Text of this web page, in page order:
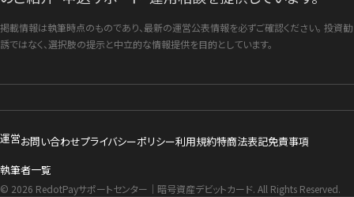
掲載情報は執筆時点のものであり、最新の運営公表情報を必ずご確認ください。 投資勧
誘ではなく、選択肢の提示と中立的な情報提供を目的としています。
運営お問い合わせプライバシーポリシー利用規約特商法表記免責事項
執筆者一覧
© 2026 RedotPayサポートセンター｜暗号資産デビットカード. All Rights Reserved.